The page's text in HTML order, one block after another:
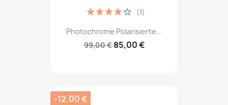
Photochrome Polarisierte...
99,00 € 85,00 €
(1)
-12,00 €